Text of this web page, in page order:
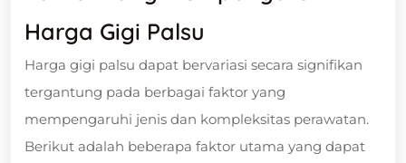
Harga Gigi Palsu
Harga gigi palsu dapat bervariasi secara signifikan
tergantung pada berbagai faktor yang
mempengaruhi jenis dan kompleksitas perawatan.
Berikut adalah beberapa faktor utama yang dapat